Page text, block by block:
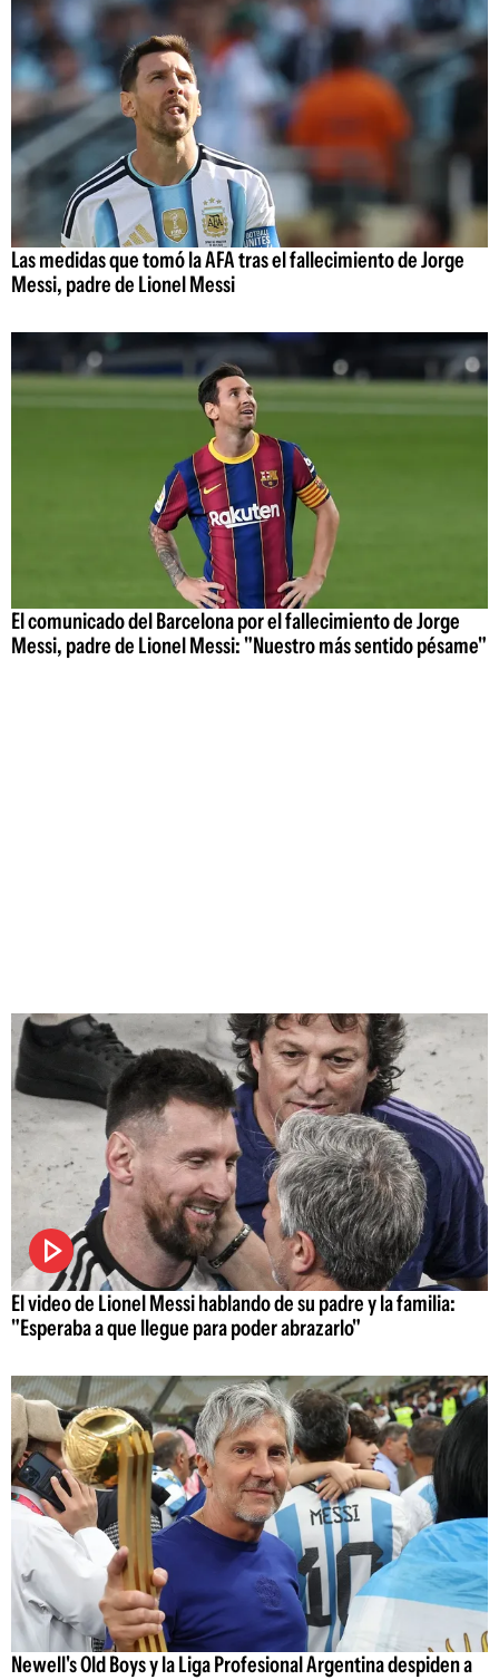
Las medidas que tomó la AFA tras el fallecimiento de Jorge
Messi, padre de Lionel Messi
El comunicado del Barcelona por el fallecimiento de Jorge
Messi, padre de Lionel Messi: "Nuestro más sentido pésame"
El video de Lionel Messi hablando de su padre y la familia:
"Esperaba a que llegue para poder abrazarlo"
Newell's Old Boys y la Liga Profesional Argentina despiden a